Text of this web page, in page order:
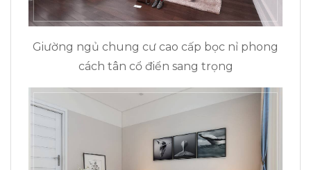
Giường ngủ chung cư cao cấp bọc nỉ phong
cách tân cổ điển sang trọng